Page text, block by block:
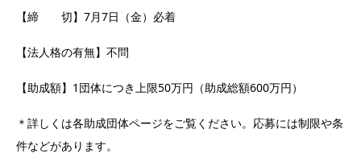
【締 切】7月7日（金）必着
【法人格の有無】不問
【助成額】1団体につき上限50万円（助成総額600万円）
＊詳しくは各助成団体ページをご覧ください。応募には制限や条
件などがあります。